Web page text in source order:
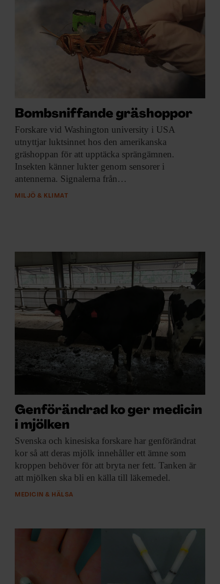
Bombsniffande gräshoppor
Forskare vid Washington university i USA
utnyttjar luktsinnet hos den amerikanska
gräshoppan för att upptäcka sprängämnen.
Insekten känner lukter genom sensorer i
antennerna. Signalerna från…
MILJÖ & KLIMAT
Genförändrad ko ger medicin
i mjölken
Svenska och kinesiska forskare har genförändrat
kor så att deras mjölk innehåller ett ämne som
kroppen behöver för att bryta ner fett. Tanken är
att mjölken ska bli en källa till läkemedel.
MEDICIN & HÄLSA